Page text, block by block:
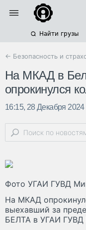
Найти грузы
← Безопасность и
На МКАД в
опрокинулся
16:15, 28 Декабря 2024
Фото УГАИ ГУВД
На МКАД
выехавший за
БЕЛТА в УГАИ ГУВД